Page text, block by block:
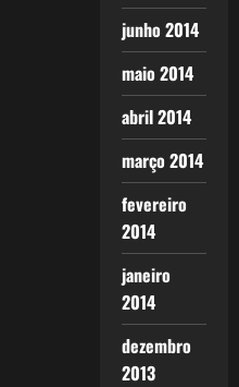
junho 2014
maio 2014
abril 2014
março 2014
fevereiro
2014
janeiro
2014
dezembro
2013